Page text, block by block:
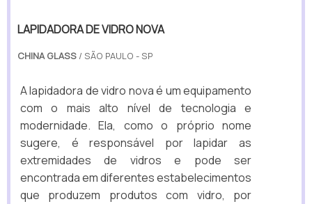
LAPIDADORA DE VIDRO NOVA
CHINA GLASS / SÃO PAULO - SP
A lapidadora de vidro nova é um equipamento
com o mais alto nível de tecnologia e
modernidade. Ela, como o próprio nome
sugere, é responsável por lapidar as
extremidades de vidros e pode ser
encontrada em diferentes estabelecimentos
que produzem produtos com vidro, por